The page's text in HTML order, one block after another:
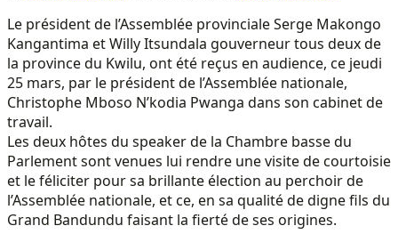
Le président de l’Assemblée provinciale Serge Makongo
Kangantima et Willy Itsundala gouverneur tous deux de
la province du Kwilu, ont été reçus en audience, ce jeudi
25 mars, par le président de l’Assemblée nationale,
Christophe Mboso N’kodia Pwanga dans son cabinet de
travail.
Les deux hôtes du speaker de la Chambre basse du
Parlement sont venues lui rendre une visite de courtoisie
et le féliciter pour sa brillante élection au perchoir de
l’Assemblée nationale, et ce, en sa qualité de digne fils du
Grand Bandundu faisant la fierté de ses origines.